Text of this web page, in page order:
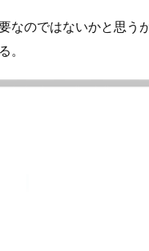
のではないかと思う
。